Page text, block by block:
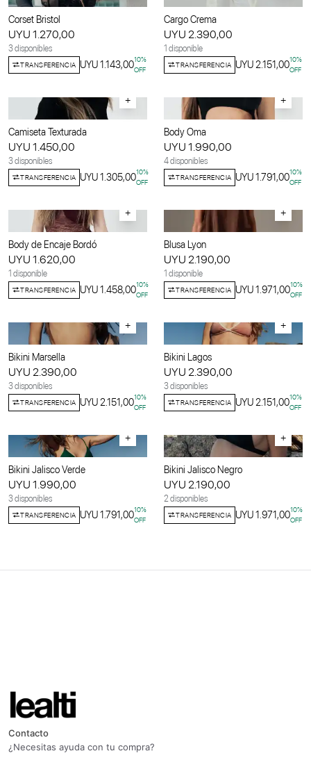
Corset Bristol
UYU 1.270,00
3 disponibles
TRANSFERENCIA UYU 1.143,0010%
OFF
Cargo Crema
UYU 2.390,00
1 disponible
TRANSFERENCIA UYU 2.151,0010%
OFF
+
Camiseta Texturada
UYU 1.450,00
3 disponibles
TRANSFERENCIA UYU 1.305,0010%
OFF
+
Body Oma
UYU 1.990,00
4 disponibles
TRANSFERENCIA UYU 1.791,0010%
OFF
+
Body de Encaje Bordó
UYU 1.620,00
1 disponible
TRANSFERENCIA UYU 1.458,0010%
OFF
+
Blusa Lyon
UYU 2.190,00
1 disponible
TRANSFERENCIA UYU 1.971,0010%
OFF
+
Bikini Marsella
UYU 2.390,00
3 disponibles
TRANSFERENCIA UYU 2.151,0010%
OFF
+
Bikini Lagos
UYU 2.390,00
3 disponibles
TRANSFERENCIA UYU 2.151,0010%
OFF
+
Bikini Jalisco Verde
UYU 1.990,00
3 disponibles
TRANSFERENCIA UYU 1.791,0010%
OFF
+
Bikini Jalisco Negro
UYU 2.190,00
2 disponibles
TRANSFERENCIA UYU 1.971,0010%
OFF
Contacto
¿Necesitas ayuda con tu compra?